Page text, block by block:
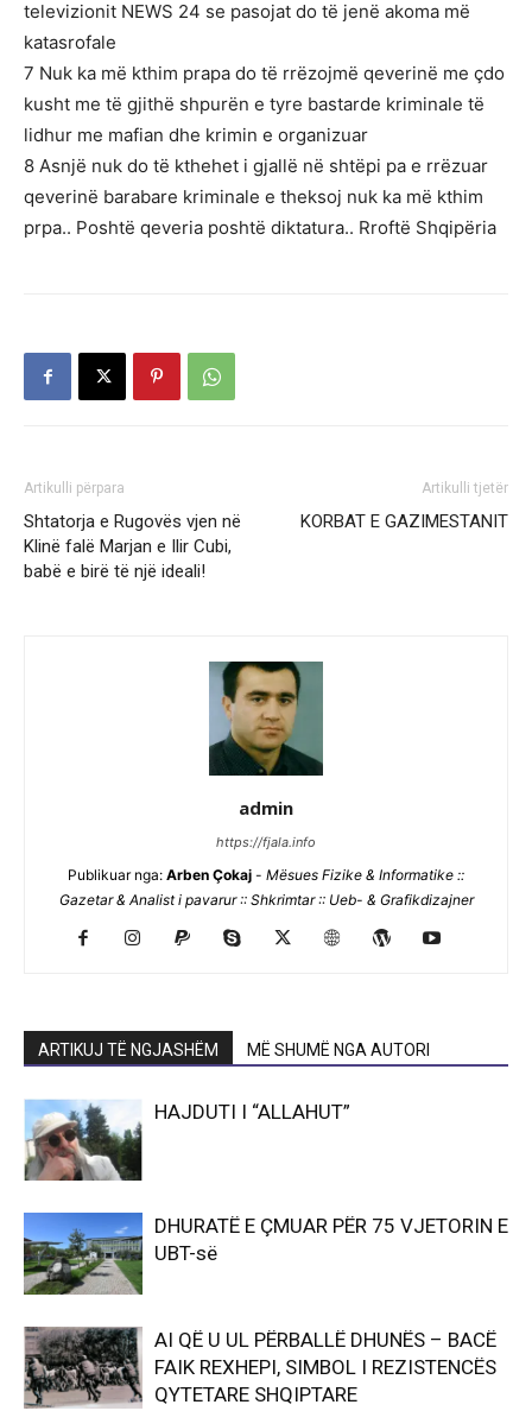
televizionit NEWS 24 se pasojat do të jenë akoma më
katasrofale
7 Nuk ka më kthim prapa do të rrëzojmë qeverinë me çdo
kusht me të gjithë shpurën e tyre bastarde kriminale të
lidhur me mafian dhe krimin e organizuar
8 Asnjë nuk do të kthehet i gjallë në shtëpi pa e rrëzuar
qeverinë barabare kriminale e theksoj nuk ka më kthim
prpa.. Poshtë qeveria poshtë diktatura.. Rroftë Shqipëria
Artikulli përpara
Shtatorja e Rugovës vjen në
Klinë falë Marjan e Ilir Cubi,
babë e birë të një ideali!
Artikulli tjetër
KORBAT E GAZIMESTANIT
admin
https://fjala.info
Publikuar nga: Arben Çokaj - Mësues Fizike & Informatike ::
Gazetar & Analist i pavarur :: Shkrimtar :: Ueb- & Grafikdizajner
ARTIKUJ TË NGJASHËM MË SHUMË NGA AUTORI
HAJDUTI I “ALLAHUT”
DHURATË E ÇMUAR PËR 75 VJETORIN E
UBT-së
AI QË U UL PËRBALLË DHUNËS – BACË
FAIK REXHEPI, SIMBOL I REZISTENCËS
QYTETARE SHQIPTARE